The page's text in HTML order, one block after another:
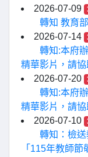
2026-07-09
轉知 教育
2026-07-14
轉知:本府
精華影片，請協
2026-07-20
轉知:本府
精華影片，請協
2026-07-10
轉知：檢
「115年教師節